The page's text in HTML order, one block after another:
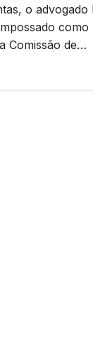
o
como
Comissão de…